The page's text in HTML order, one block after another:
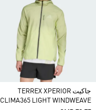
جاكيت TERREX XPERIOR
CLIMA365 LIGHT WINDWEAVE